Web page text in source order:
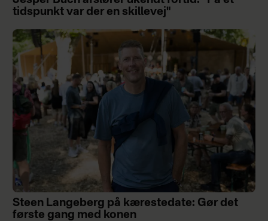
tidspunkt var der en skillevej"
Steen Langeberg på kærestedate: Gør det
første gang med konen